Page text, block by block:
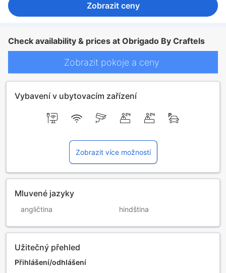
Zobrazit ceny
Check availability & prices at Obrigado By Craftels
Zobrazit pokoje a ceny
Vybavení v ubytovacím zařízení
Zobrazit více možností
Mluvené jazyky
angličtina hindština
Užitečný přehled
Přihlášení/odhlášení